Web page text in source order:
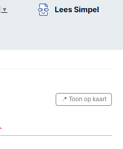
▼
📍 Toon op kaart